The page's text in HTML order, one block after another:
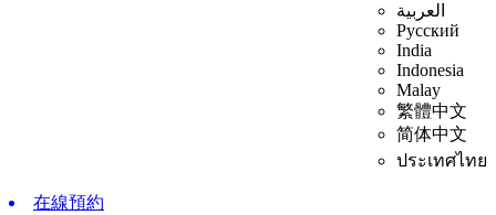
العربية
Русский
India
Indonesia
Malay
繁體中文
简体中文
ประเทศไทย
在線預約